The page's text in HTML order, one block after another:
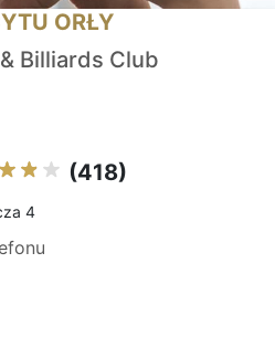
ORŁY
Billiards Club
(418)
4